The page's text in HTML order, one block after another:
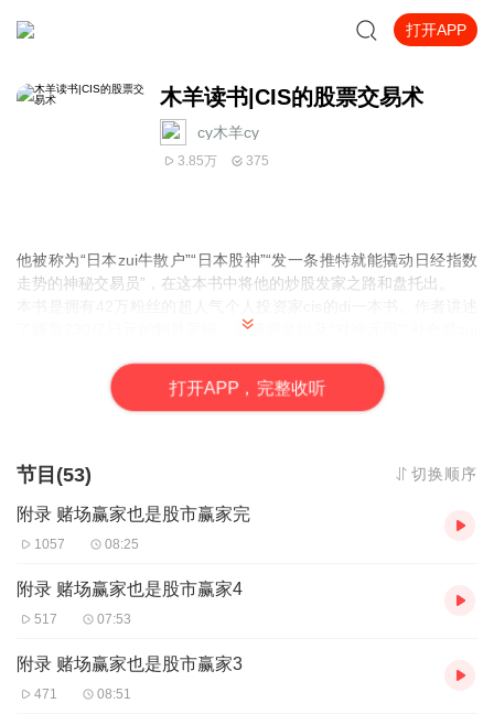
打开APP
木羊读书|CIS的股票交易术
cy木羊cy
3.85万 375
他被称为“日本zui牛散户”“日本股神”“发一条推特就能撬动日经指数
走势的神秘交易员”，在这本书中将他的炒股发家之路和盘托出。
了赚取230亿日元的制胜逻辑、灵感源泉以及“对冲无用”“补仓是zui
销量突破12万册，成为被广泛谈论的热门投资类读物！
作者在书中首次公布了他的交易手法与细节，总结了他在股市中如
举赚取19亿日元”“一举赚取40亿日元”的具体细节。
这本书和至今为止的投资类书籍完全不一样，作者希望介绍一些目
前为止没有被提及过的内容。作者认为股市就如同从一级打到十级
的游戏，技术、运气、风险和回报交织融合，他在这本书里分享了
因其交易规模的巨大影响力，被称为“凭一己之力撬动日经指数的男
cis股票交易术
前言 获胜的方法很简单
第一章 不能战胜人性就无法赢得投资
打开APP，完整收听
节目(53) 切换顺序
附录 赌场赢家也是股市赢家完
1057 08:25
附录 赌场赢家也是股市赢家4
517 07:53
附录 赌场赢家也是股市赢家3
471 08:51